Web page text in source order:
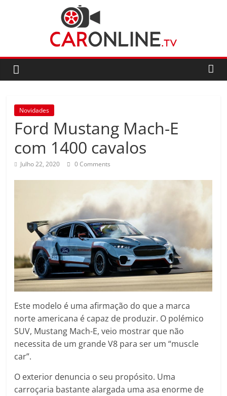
CarOnline.TV
CarOnline.TV
Ensaios
Automóvel
em
Novidades
Ford Mustang Mach-E
com 1400 cavalos
Julho 22, 2020 0 Comments
Este modelo é uma afirmação do que a marca
norte americana é capaz de produzir. O polémico
SUV, Mustang Mach-E, veio mostrar que não
necessita de um grande V8 para ser um “muscle
car”.
O exterior denuncia o seu propósito. Uma
carroçaria bastante alargada uma asa enorme de